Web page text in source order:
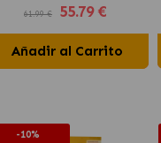
61.99 € 55.79 €
Añadir al Carrito
-10%